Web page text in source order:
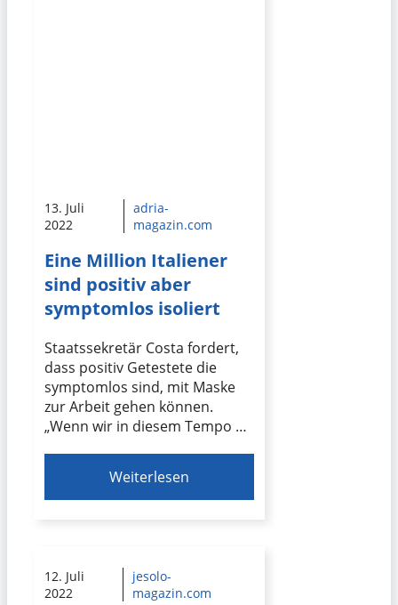
13. Juli
2022
adria-
magazin.com
Eine Million Italiener
sind positiv aber
symptomlos isoliert
Staatssekretär Costa fordert,
dass positiv Getestete die
symptomlos sind, mit Maske
zur Arbeit gehen können.
„Wenn wir in diesem Tempo …
Weiterlesen
12. Juli
2022
jesolo-
magazin.com